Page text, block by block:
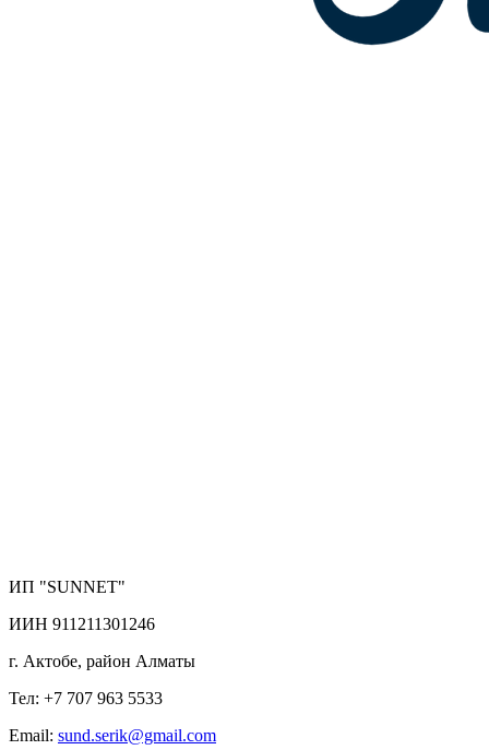
ИП "SUNNET"
ИИН 911211301246
г. Актобе, район Алматы
Тел: +7 707 963 5533
Email: sund.serik@gmail.com